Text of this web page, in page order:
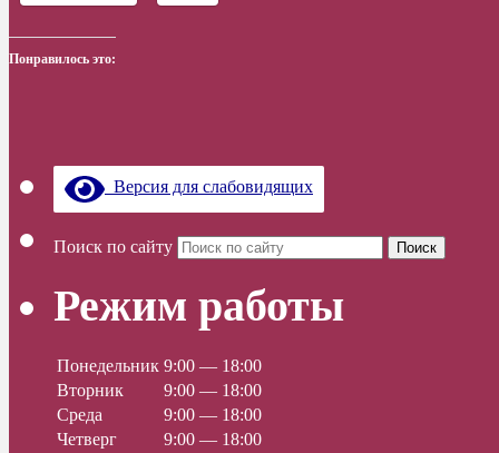
Понравилось это:
Версия для слабовидящих
Поиск по сайту Поиск
Режим работы
Понедельник 9:00 — 18:00
Вторник
9:00 — 18:00
Среда
9:00 — 18:00
Четверг
9:00 — 18:00